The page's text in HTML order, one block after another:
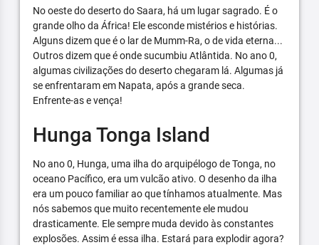
No oeste do deserto do Saara, há um lugar sagrado. É o
grande olho da África! Ele esconde mistérios e histórias.
Alguns dizem que é o lar de Mumm-Ra, o de vida eterna...
Outros dizem que é onde sucumbiu Atlântida. No ano 0,
algumas civilizações do deserto chegaram lá. Algumas já
se enfrentaram em Napata, após a grande seca.
Enfrente-as e vença!
Hunga Tonga Island
No ano 0, Hunga, uma ilha do arquipélogo de Tonga, no
oceano Pacífico, era um vulcão ativo. O desenho da ilha
era um pouco familiar ao que tínhamos atualmente. Mas
nós sabemos que muito recentemente ele mudou
drasticamente. Ele sempre muda devido às constantes
explosões. Assim é essa ilha. Estará para explodir agora?